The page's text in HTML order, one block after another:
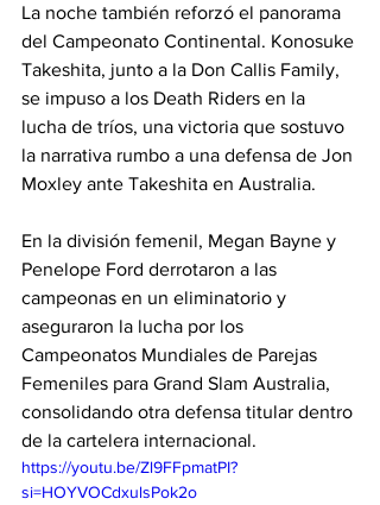
La noche también reforzó el panorama
del Campeonato Continental. Konosuke
Takeshita, junto a la Don Callis Family,
se impuso a los Death Riders en la
lucha de tríos, una victoria que sostuvo
la narrativa rumbo a una defensa de Jon
Moxley ante Takeshita en Australia.
En la división femenil, Megan Bayne y
Penelope Ford derrotaron a las
campeonas en un eliminatorio y
aseguraron la lucha por los
Campeonatos Mundiales de Parejas
Femeniles para Grand Slam Australia,
consolidando otra defensa titular dentro
de la cartelera internacional.
https://youtu.be/Zl9FFpmatPI?
si=HOYVOCdxulsPok2o